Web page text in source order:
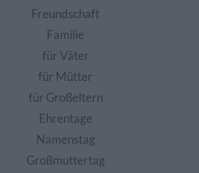
Freundschaft
Familie
für Väter
für Mütter
für Großeltern
Ehrentage
Namenstag
Großmuttertag